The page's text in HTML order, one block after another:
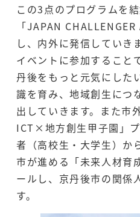
この3点のプログラムを
「JAPAN
し、内外に発信していき
イベントに参加すること
丹後をもっと元気にした
識を育み、地域創生につ
出していきます。また市
ICT×地方創生甲子園」
者（高校生・大学生）か
市が進める「未来人材育
ールし、京丹後市の関係
す。